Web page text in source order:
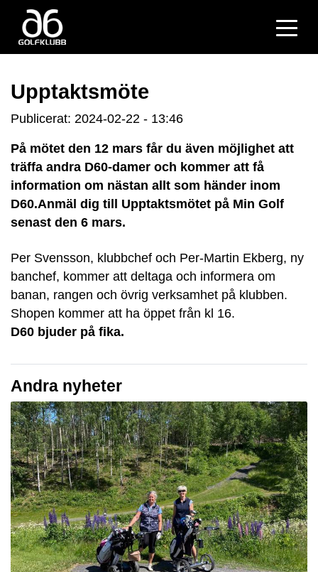
Upptaktsmöte
Publicerat: 2024-02-22 - 13:46
På mötet den 12 mars får du även möjlighet att
träffa andra D60-damer och kommer att få
information om nästan allt som händer inom
D60.Anmäl dig till Upptaktsmötet på Min Golf
senast den 6 mars.
Per Svensson, klubbchef och Per-Martin Ekberg, ny
banchef, kommer att deltaga och informera om
banan, rangen och övrig verksamhet på klubben.
Shopen kommer att ha öppet från kl 16.
D60 bjuder på fika.
Andra nyheter